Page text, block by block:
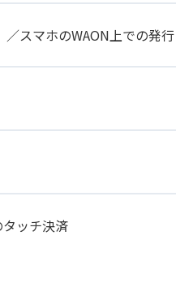
スマホのWAON上での発
ッチ決済